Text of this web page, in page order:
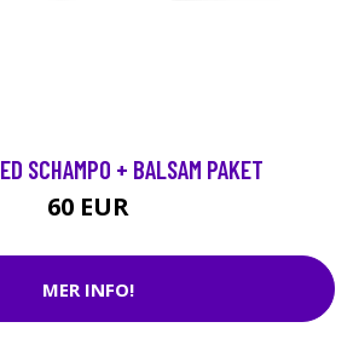
SCHAMPO + BALSAM PAKET
60 EUR
MER INFO!